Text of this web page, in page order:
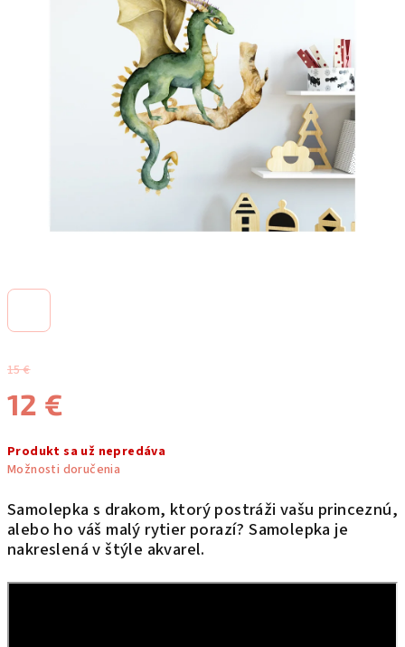
15 €
12 €
cena:
Produkt sa už nepredáva
Možnosti doručenia
Samolepka s drakom, ktorý postráži vašu princeznú,
alebo ho váš malý rytier porazí? Samolepka je
nakreslená v štýle akvarel.